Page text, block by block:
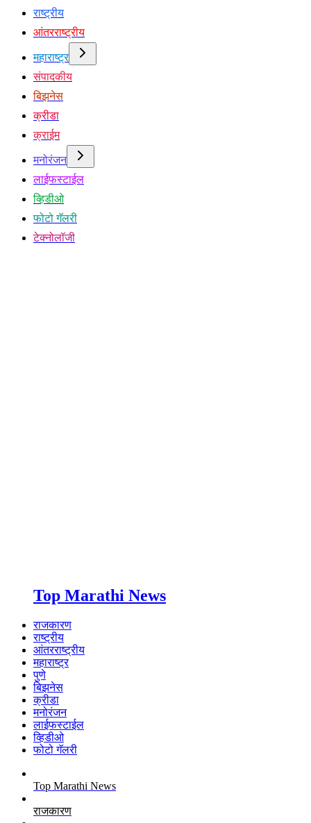
राष्ट्रीय
आंतरराष्ट्रीय
महाराष्ट्र
संपादकीय
बिझनेस
क्रीडा
क्राईम
मनोरंजन
लाईफस्टाईल
व्हिडीओ
फोटो गॅलरी
टेक्नोलॉजी
Top Marathi News
राजकारण
राष्ट्रीय
आंतरराष्ट्रीय
महाराष्ट्र
पुणे
बिझनेस
क्रीडा
मनोरंजन
लाईफस्टाईल
व्हिडीओ
फोटो गॅलरी
Top Marathi News
राजकारण